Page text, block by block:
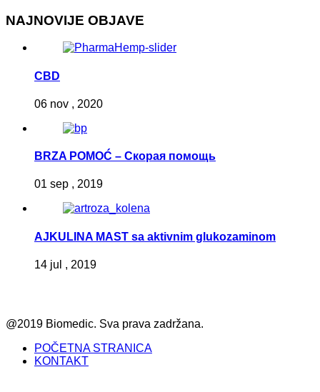
NAJNOVIJE OBJAVE
CBD
06 nov , 2020
BRZA POMOĆ – Скорая помощь
01 sep , 2019
AJKULINA MAST sa aktivnim glukozaminom
14 jul , 2019
@2019 Biomedic. Sva prava zadržana.
POČETNA STRANICA
KONTAKT